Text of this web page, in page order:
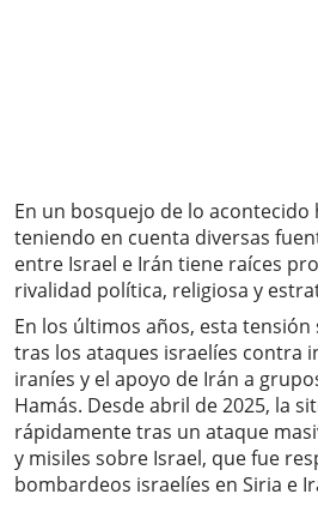
En un bosquejo de lo
teniendo en cuenta diversas
entre Israel e Irán tiene raíces
rivalidad política, religiosa y
En los últimos años, esta
tras los ataques israelíes contra
iraníes y el apoyo de Irán a
Hamás. Desde abril de 2025, la
rápidamente tras un ataque
y misiles sobre Israel, que fue
bombardeos israelíes en Siria e